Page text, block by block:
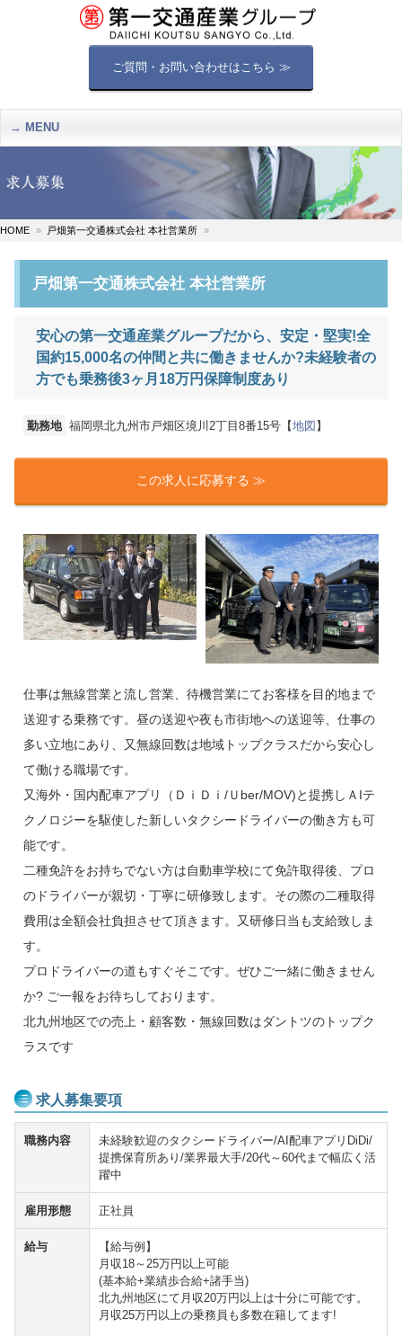
ご質問・お問い合わせはこちら ≫
MENU
HOME 戸畑第一交通株式会社 本社営業所
戸畑第一交通株式会社 本社営業所
安心の第一交通産業グループだから、安定・堅実!全
国約15,000名の仲間と共に働きませんか?未経験者の
方でも乗務後3ヶ月18万円保障制度あり
勤務地 福岡県北九州市戸畑区境川2丁目8番15号【地図】
この求人に応募する ≫
仕事は無線営業と流し営業、待機営業にてお客様を目的地まで
送迎する乗務です。昼の送迎や夜も市街地への送迎等、仕事の
多い立地にあり、又無線回数は地域トップクラスだから安心し
て働ける職場です。
又海外・国内配車アプリ（ＤｉＤｉ/Ｕber/MOV)と提携しＡIテ
クノロジーを駆使した新しいタクシードライバーの働き方も可
能です。
二種免許をお持ちでない方は自動車学校にて免許取得後、プロ
のドライバーが親切・丁寧に研修致します。その際の二種取得
費用は全額会社負担させて頂きます。又研修日当も支給致しま
す。
プロドライバーの道もすぐそこです。ぜひご一緒に働きません
か? ご一報をお待ちしております。
北九州地区での売上・顧客数・無線回数はダントツのトップク
ラスです
求人募集要項
職務内容
未経験歓迎のタクシードライバー/AI配車アプリDiDi/
提携保育所あり/業界最大手/20代～60代まで幅広く活
躍中
雇用形態 正社員
給与
【給与例】
月収18～25万円以上可能
(基本給+業績歩合給+諸手当)
北九州地区にて月収20万円以上は十分に可能です。
月収25万円以上の乗務員も多数在籍してます!